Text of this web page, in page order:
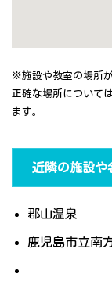
※施設や教室の場所
正確な場所について
ます。
近隣の施設や
郡山温泉
鹿児島市立南